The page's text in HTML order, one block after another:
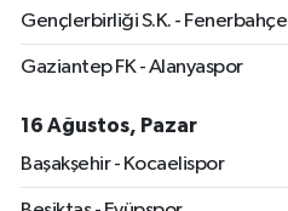
Gençlerbirliği S.K. - Fenerbahçe
Gaziantep FK - Alanyaspor
16 Ağustos, Pazar
Başakşehir - Kocaelispor